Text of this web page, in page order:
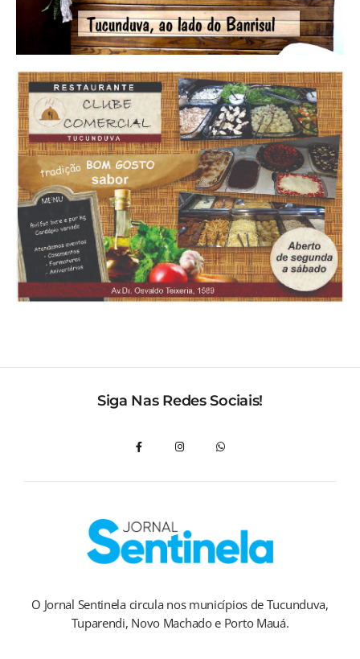
Siga Nas Redes Sociais!
O Jornal Sentinela circula nos municípios de Tucunduva,
Tuparendi, Novo Machado e Porto Mauá.